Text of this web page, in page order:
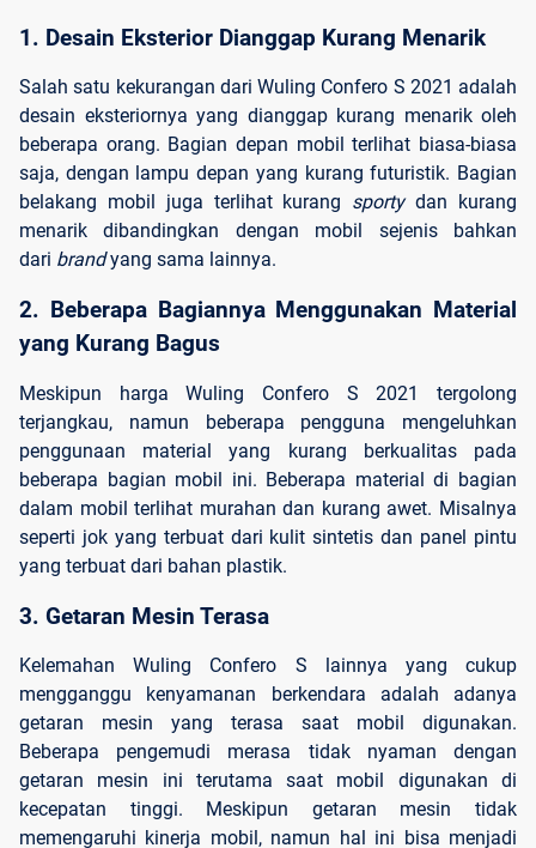
1. Desain Eksterior Dianggap Kurang Menarik
Salah satu kekurangan dari Wuling Confero S 2021 adalah
desain eksteriornya yang dianggap kurang menarik oleh
beberapa orang. Bagian depan mobil terlihat biasa-biasa
saja, dengan lampu depan yang kurang futuristik. Bagian
belakang mobil juga terlihat kurang sportydan kurang
menarik dibandingkan dengan mobil sejenis bahkan
dari brandyang sama lainnya.
2. Beberapa Bagiannya Menggunakan Material
yang Kurang Bagus
Meskipun harga Wuling Confero S 2021 tergolong
terjangkau, namun beberapa pengguna mengeluhkan
penggunaan material yang kurang berkualitas pada
beberapa bagian mobil ini. Beberapa material di bagian
dalam mobil terlihat murahan dan kurang awet. Misalnya
seperti jok yang terbuat dari kulit sintetis dan panel pintu
yang terbuat dari bahan plastik.
3. Getaran Mesin Terasa
Kelemahan Wuling Confero S lainnya yang cukup
mengganggu kenyamanan berkendara adalah adanya
getaran mesin yang terasa saat mobil digunakan.
Beberapa pengemudi merasa tidak nyaman dengan
getaran mesin ini terutama saat mobil digunakan di
kecepatan tinggi. Meskipun getaran mesin tidak
memengaruhi kinerja mobil, namun hal ini bisa menjadi